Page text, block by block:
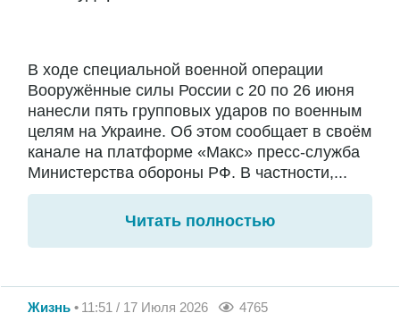
В ходе специальной военной операции
Вооружённые силы России с 20 по 26 июня
нанесли пять групповых ударов по военным
целям на Украине. Об этом сообщает в своём
канале на платформе «Макс» пресс-служба
Министерства обороны РФ. В частности,...
Читать полностью
Жизнь 11:51 / 17 Июля 2026 4765